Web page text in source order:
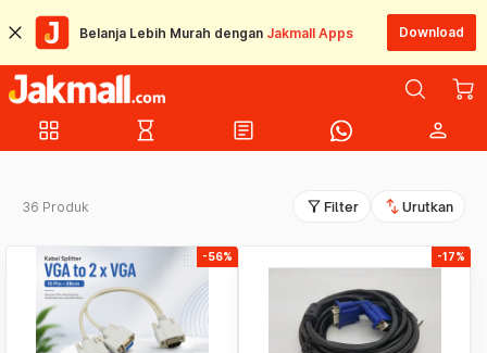
Belanja Lebih Murah dengan Jakmall Apps Download
grid_view hourglass_empty article person
36 Produk filter_alt Filter swap_vert Urutkan
-56% -17%